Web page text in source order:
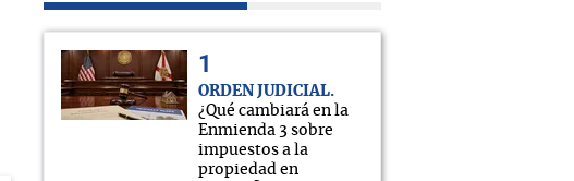
ORDEN JUDICIAL
¿Qué cambiará en la
Enmienda 3 sobre
impuestos a la
propiedad en